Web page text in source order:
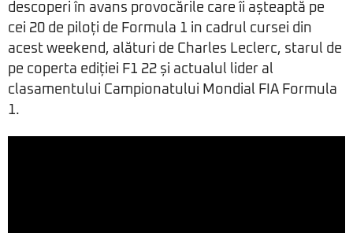
descoperi în avans provocările care îi așteaptă pe
cei 20 de piloți de Formula 1 in cadrul cursei din
acest weekend, alături de Charles Leclerc, starul de
pe coperta ediției F1 22 și actualul lider al
clasamentului Campionatului Mondial FIA Formula
1.